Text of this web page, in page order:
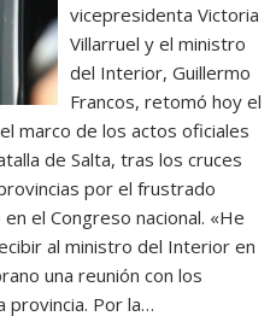
vicepresidenta Victoria
Villarruel y el ministro
del Interior, Guillermo
Francos, retomó hoy el
marco de los actos oficiales
de Salta, tras los cruces
por el frustrado
el Congreso nacional. «He
al ministro del Interior en
una reunión con los
provincia. Por la…